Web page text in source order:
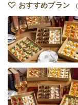
おすすめプラン